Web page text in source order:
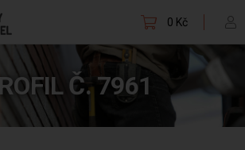
0 Kč
Č. 7961